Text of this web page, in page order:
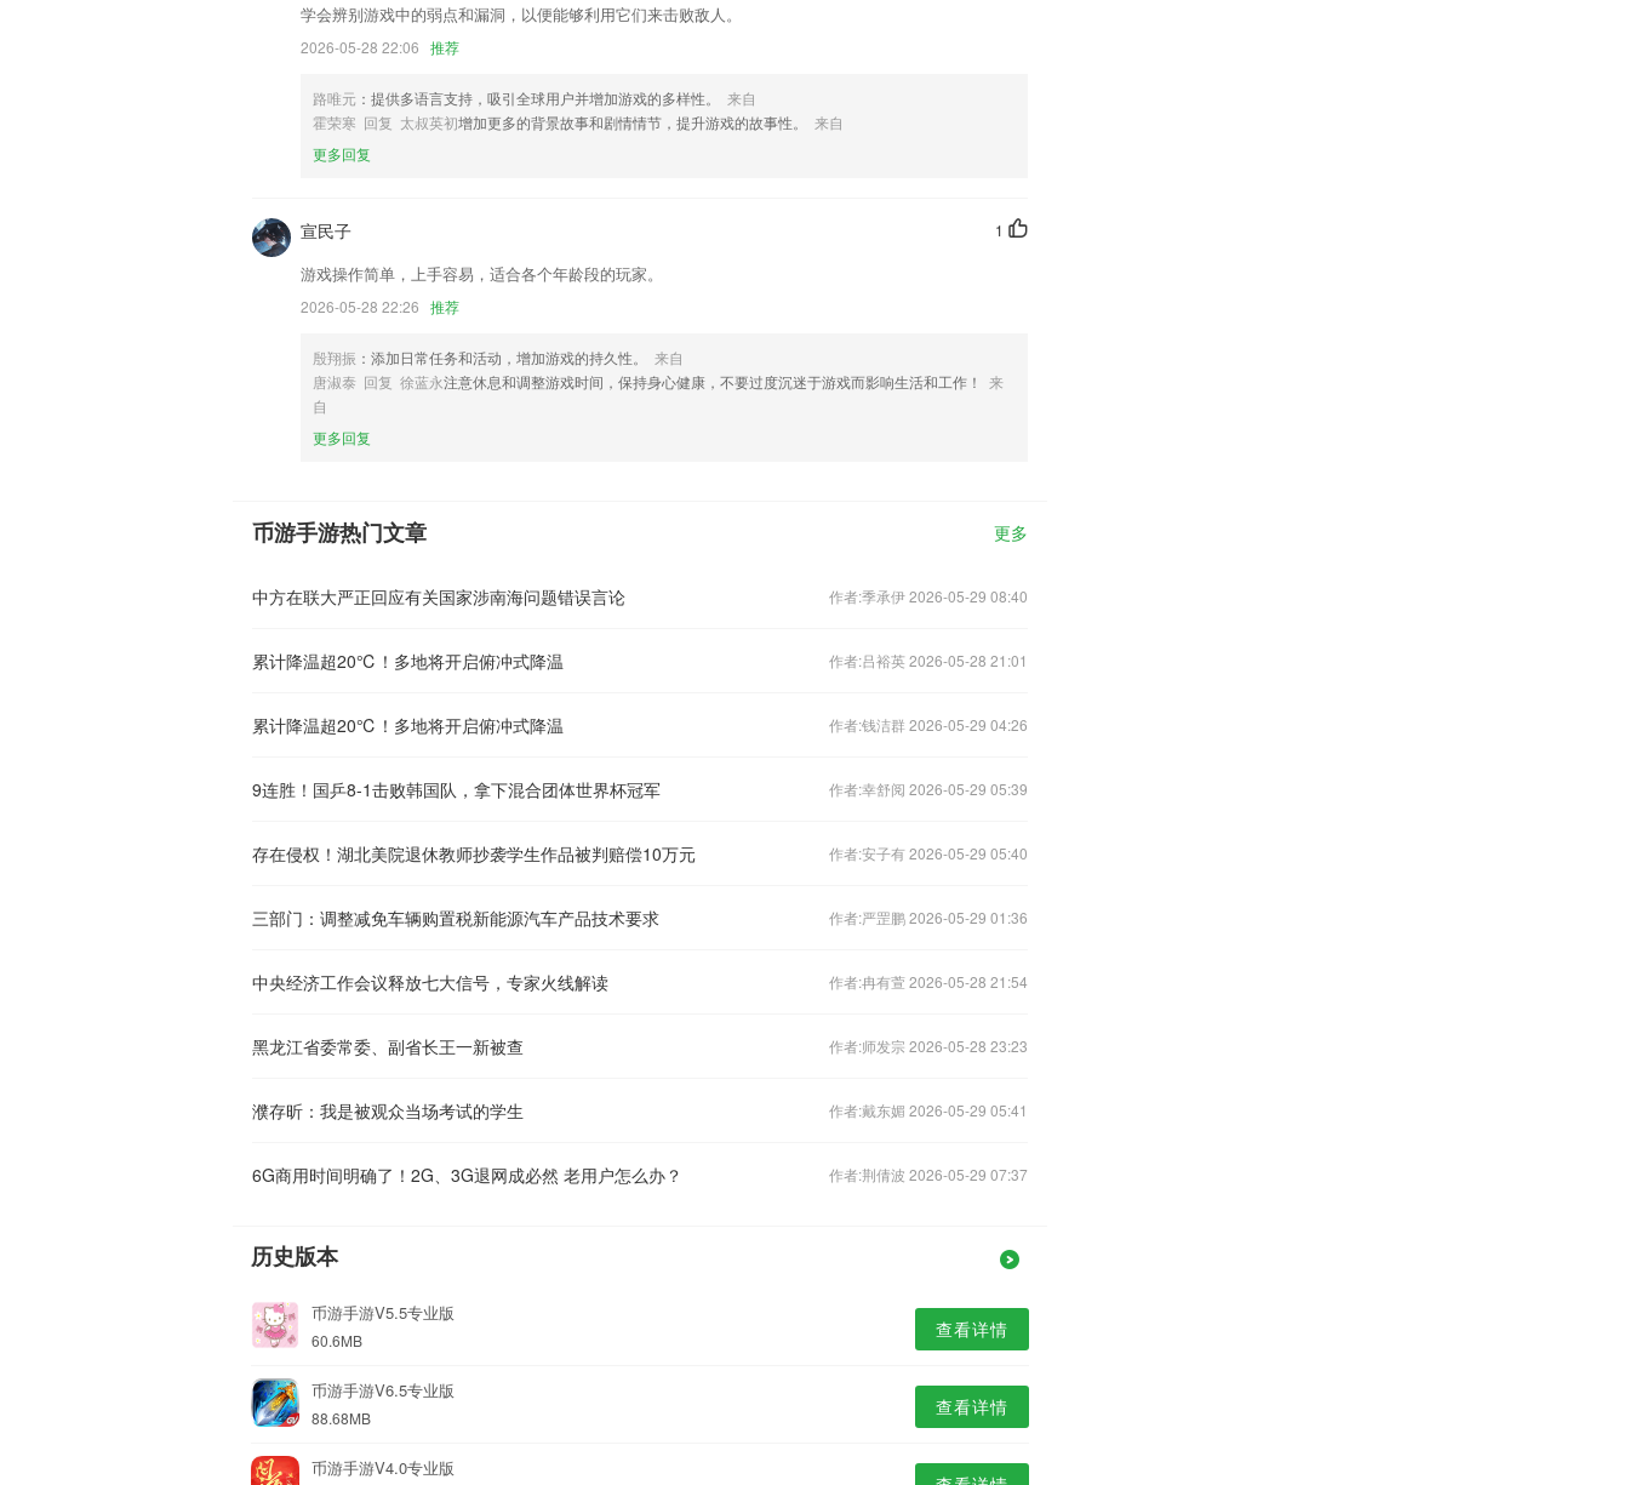
学会辨别游戏中的弱点和漏洞，以便能够利用它们来击败敌人。
2026-05-28 22:06 推荐
路唯元 ：提供多语言支持，吸引全球用户并增加游戏的多样性。
来自
霍荣寒 回复 太叔英初增加更多的背景故事和剧情情节，提升游戏的故事性。
来自
更多回复
1
宣民子
游戏操作简单，上手容易，适合各个年龄段的玩家。
2026-05-28 22:26 推荐
殷翔振 ：添加日常任务和活动，增加游戏的持久性。
来自
唐淑泰 回复 徐蓝永注意休息和调整游戏时间，保持身心健康，不要过度沉迷于游戏而影响生活和工作！
来
自
更多回复
币游手游热门文章 更多
中方在联大严正回应有关国家涉南海问题错误言论 作者:季承伊 2026-05-29 08:40
累计降温超20℃！多地将开启俯冲式降温 作者:吕裕英 2026-05-28 21:01
累计降温超20℃！多地将开启俯冲式降温 作者:钱洁群 2026-05-29 04:26
9连胜！国乒8-1击败韩国队，拿下混合团体世界杯冠军 作者:幸舒阅 2026-05-29 05:39
存在侵权！湖北美院退休教师抄袭学生作品被判赔偿10万元 作者:安子有 2026-05-29 05:40
三部门：调整减免车辆购置税新能源汽车产品技术要求 作者:严罡鹏 2026-05-29 01:36
中央经济工作会议释放七大信号，专家火线解读 作者:冉有萱 2026-05-28 21:54
黑龙江省委常委、副省长王一新被查 作者:师发宗 2026-05-28 23:23
濮存昕：我是被观众当场考试的学生 作者:戴东媚 2026-05-29 05:41
6G商用时间明确了！2G、3G退网成必然 老用户怎么办？ 作者:荆倩波 2026-05-29 07:37
历史版本
币游手游V5.5专业版
60.6MB 查看详情
币游手游V6.5专业版
88.68MB 查看详情
币游手游V4.0专业版